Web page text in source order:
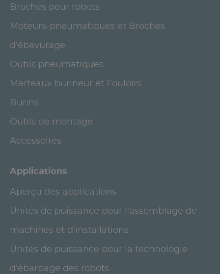
Broches pour robots
Moteurs-pneumatiques et Broches
d'ébavurage
Outils pneumatiques
Marteaux burineur et Fouloirs
Burins
Outils de montage
Accessoires
Applications
Aperçu des applications
Unités de puissance pour l'assemblage de
machines et d'installations
Unités de puissance pour la technologie
d'ébarbage des robots